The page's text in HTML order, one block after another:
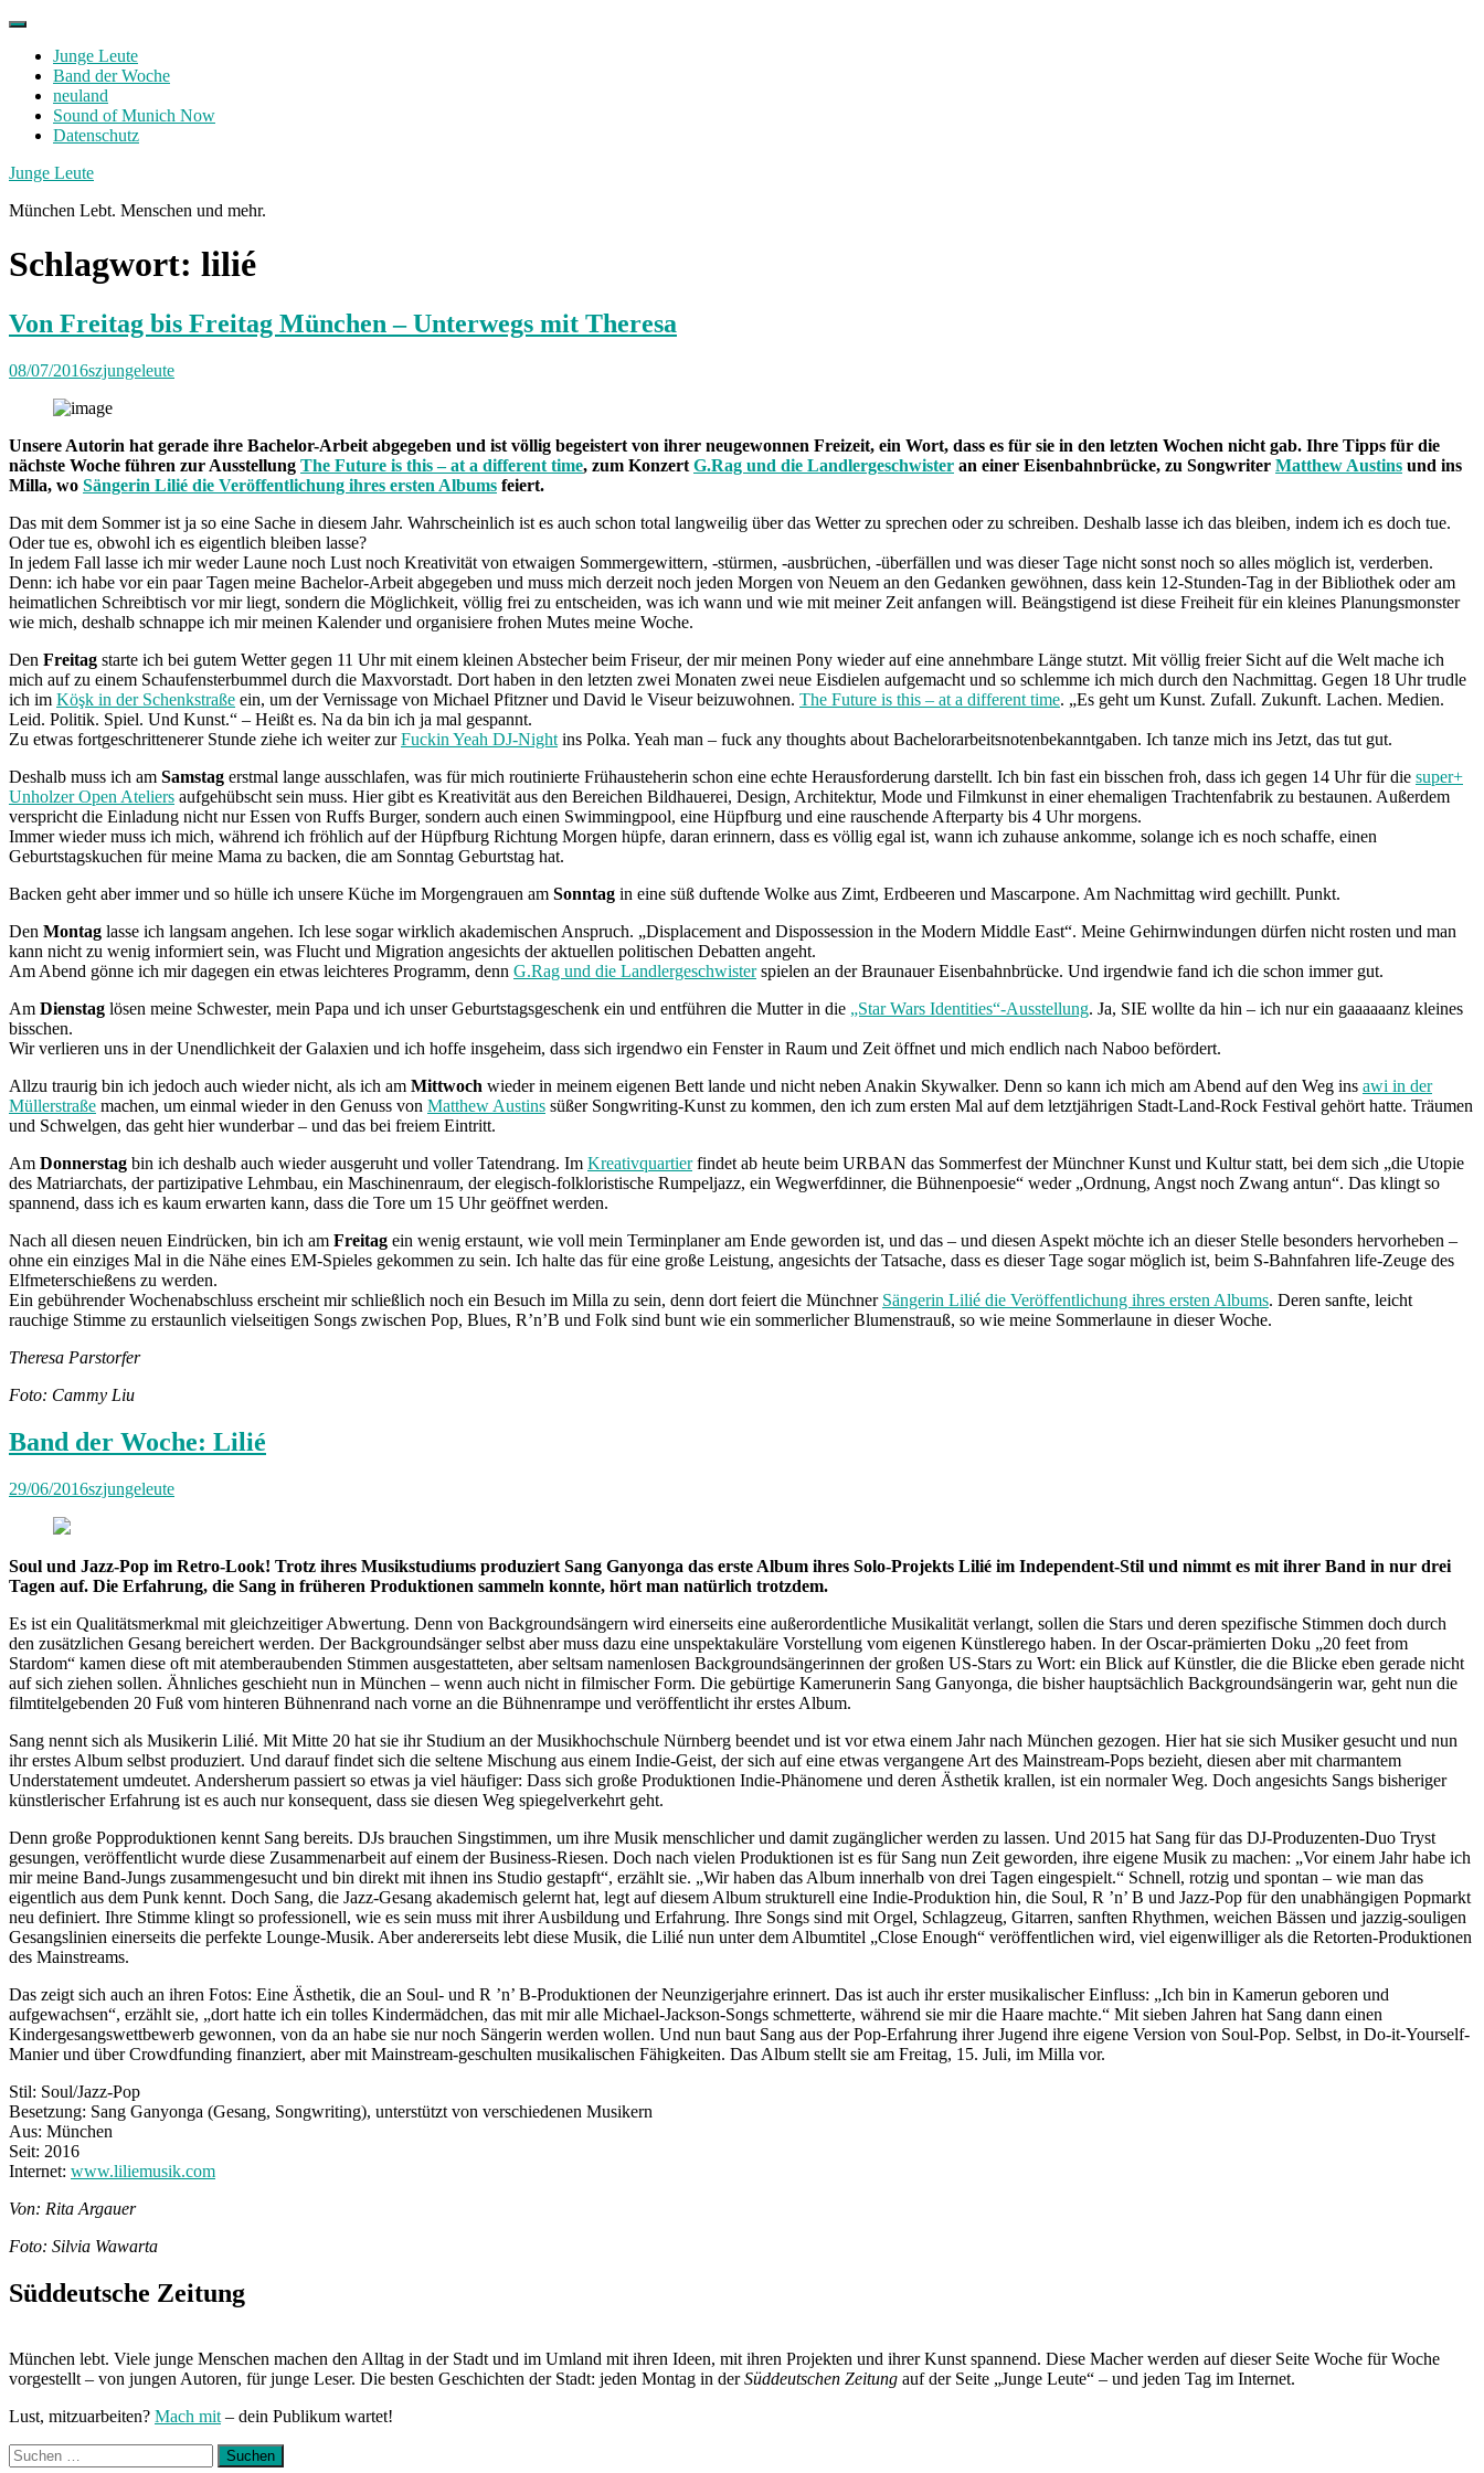
Skip
contentJunge Leute
Band der Woche
neuland
Sound of Munich Now
Datenschutz
Facebook
Twitter
Instagram
Junge Leute
München Lebt. Menschen und mehr.
Schlagwort: lilié
Von Freitag bis Freitag München – Unterwegs mit Theresa
08/07/2016szjungeleute
Unsere Autorin hat gerade ihre Bachelor-Arbeit abgegeben und ist völlig begeistert von ihrer neugewonnen Freizeit, ein Wort, dass es für sie in den letzten Wochen nicht gab. Ihre Tipps für die
nächste Woche führen zur Ausstellung The Future is this – at a different time, zum Konzert G.Rag und die Landlergeschwister an einer Eisenbahnbrücke, zu Songwriter Matthew Austins und ins
Milla, wo Sängerin Lilié die Veröffentlichung ihres ersten Albums feiert.
Das mit dem Sommer ist ja so eine Sache in diesem Jahr. Wahrscheinlich ist es auch schon total langweilig über das Wetter zu sprechen oder zu schreiben. Deshalb lasse ich das bleiben, indem ich es doch tue.
Oder tue es, obwohl ich es eigentlich bleiben lasse?
In jedem Fall lasse ich mir weder Laune noch Lust noch Kreativität von etwaigen Sommergewittern, -stürmen, -ausbrüchen, -überfällen und was dieser Tage nicht sonst noch so alles möglich ist, verderben.
Denn: ich habe vor ein paar Tagen meine Bachelor-Arbeit abgegeben und muss mich derzeit noch jeden Morgen von Neuem an den Gedanken gewöhnen, dass kein 12-Stunden-Tag in der Bibliothek oder am
heimatlichen Schreibtisch vor mir liegt, sondern die Möglichkeit, völlig frei zu entscheiden, was ich wann und wie mit meiner Zeit anfangen will. Beängstigend ist diese Freiheit für ein kleines Planungsmonster
wie mich, deshalb schnappe ich mir meinen Kalender und organisiere frohen Mutes meine Woche.
Den Freitag starte ich bei gutem Wetter gegen 11 Uhr mit einem kleinen Abstecher beim Friseur, der mir meinen Pony wieder auf eine annehmbare Länge stutzt. Mit völlig freier Sicht auf die Welt mache ich
mich auf zu einem Schaufensterbummel durch die Maxvorstadt. Dort haben in den letzten zwei Monaten zwei neue Eisdielen aufgemacht und so schlemme ich mich durch den Nachmittag. Gegen 18 Uhr trudle
ich im Köşk in der Schenkstraße ein, um der Vernissage von Michael Pfitzner und David le Viseur beizuwohnen. The Future is this – at a different time. „Es geht um Kunst. Zufall. Zukunft. Lachen. Medien.
Leid. Politik. Spiel. Und Kunst.“ – Heißt es. Na da bin ich ja mal gespannt.
Zu etwas fortgeschrittenerer Stunde ziehe ich weiter zurFuckin Yeah DJ-Night ins Polka. Yeah man – fuck any thoughts about Bachelorarbeitsnotenbekanntgaben. Ich tanze mich ins Jetzt, das tut gut.
Deshalb muss ich am Samstag erstmal lange ausschlafen, was für mich routinierte Frühausteherin schon eine echte Herausforderung darstellt. Ich bin fast ein bisschen froh, dass ich gegen 14 Uhr für die super+
Unholzer Open Ateliers aufgehübscht sein muss. Hier gibt es Kreativität aus den Bereichen Bildhauerei, Design, Architektur, Mode und Filmkunst in einer ehemaligen Trachtenfabrik zu bestaunen. Außerdem
verspricht die Einladung nicht nur Essen von Ruffs Burger, sondern auch einen Swimmingpool, eine Hüpfburg und eine rauschende Afterparty bis 4 Uhr morgens.
Immer wieder muss ich mich, während ich fröhlich auf der Hüpfburg Richtung Morgen hüpfe, daran erinnern, dass es völlig egal ist, wann ich zuhause ankomme, solange ich es noch schaffe, einen
Geburtstagskuchen für meine Mama zu backen, die am Sonntag Geburtstag hat.
Backen geht aber immer und so hülle ich unsere Küche im Morgengrauen am Sonntag in eine süß duftende Wolke aus Zimt, Erdbeeren und Mascarpone. Am Nachmittag wird gechillt. Punkt.
Den Montag lasse ich langsam angehen. Ich lese sogar wirklich akademischen Anspruch. „Displacement and Dispossession in the Modern Middle East“. Meine Gehirnwindungen dürfen nicht rosten und man
kann nicht zu wenig informiert sein, was Flucht und Migration angesichts der aktuellen politischen Debatten angeht.
Am Abend gönne ich mir dagegen ein etwas leichteres Programm, denn G.Rag und die Landlergeschwisterspielen an der Braunauer Eisenbahnbrücke. Und irgendwie fand ich die schon immer gut.
Am Dienstag lösen meine Schwester, mein Papa und ich unser Geburtstagsgeschenk ein und entführen die Mutter in die „Star Wars Identities“-Ausstellung. Ja, SIE wollte da hin – ich nur ein gaaaaaanz kleines
bisschen.
Wir verlieren uns in der Unendlichkeit der Galaxien und ich hoffe insgeheim, dass sich irgendwo ein Fenster in Raum und Zeit öffnet und mich endlich nach Naboo befördert.
Allzu traurig bin ich jedoch auch wieder nicht, als ich am Mittwoch wieder in meinem eigenen Bett lande und nicht neben Anakin Skywalker. Denn so kann ich mich am Abend auf den Weg ins awi in der
Müllerstraße machen, um einmal wieder in den Genuss von Matthew Austins süßer Songwriting-Kunst zu kommen, den ich zum ersten Mal auf dem letztjährigen Stadt-Land-Rock Festival gehört hatte. Träumen
und Schwelgen, das geht hier wunderbar – und das bei freiem Eintritt.
Am Donnerstag bin ich deshalb auch wieder ausgeruht und voller Tatendrang. Im Kreativquartierfindet ab heute beim URBAN das Sommerfest der Münchner Kunst und Kultur statt, bei dem sich „die Utopie
des Matriarchats, der partizipative Lehmbau, ein Maschinenraum, der elegisch-folkloristische Rumpeljazz, ein Wegwerfdinner, die Bühnenpoesie“ weder „Ordnung, Angst noch Zwang antun“. Das klingt so
spannend, dass ich es kaum erwarten kann, dass die Tore um 15 Uhr geöffnet werden.
Nach all diesen neuen Eindrücken, bin ich am Freitag ein wenig erstaunt, wie voll mein Terminplaner am Ende geworden ist, und das – und diesen Aspekt möchte ich an dieser Stelle besonders hervorheben –
ohne ein einziges Mal in die Nähe eines EM-Spieles gekommen zu sein. Ich halte das für eine große Leistung, angesichts der Tatsache, dass es dieser Tage sogar möglich ist, beim S-Bahnfahren life-Zeuge des
Elfmeterschießens zu werden.
Ein gebührender Wochenabschluss erscheint mir schließlich noch ein Besuch im Milla zu sein, denn dort feiert die Münchner Sängerin Lilié die Veröffentlichung ihres ersten Albums. Deren sanfte, leicht
rauchige Stimme zu erstaunlich vielseitigen Songs zwischen Pop, Blues, R’n’B und Folk sind bunt wie ein sommerlicher Blumenstrauß, so wie meine Sommerlaune in dieser Woche.
Theresa Parstorfer
Foto: Cammy Liu
Band der Woche: Lilié
29/06/2016szjungeleute
Soul und Jazz-Pop im Retro-Look! Trotz ihres Musikstudiums produziert Sang Ganyonga das erste Album ihres Solo-Projekts Lilié im Independent-Stil und nimmt es mit ihrer Band in nur drei
Tagen auf. Die Erfahrung, die Sang in früheren Produktionen sammeln konnte, hört man natürlich trotzdem.
Es ist ein Qualitätsmerkmal mit gleichzeitiger Abwertung. Denn von Backgroundsängern wird einerseits eine außerordentliche Musikalität verlangt, sollen die Stars und deren spezifische Stimmen doch durch
den zusätzlichen Gesang bereichert werden. Der Backgroundsänger selbst aber muss dazu eine unspektakuläre Vorstellung vom eigenen Künstlerego haben. In der Oscar-prämierten Doku „20 feet from
Stardom“ kamen diese oft mit atemberaubenden Stimmen ausgestatteten, aber seltsam namenlosen Backgroundsängerinnen der großen US-Stars zu Wort: ein Blick auf Künstler, die die Blicke eben gerade nicht
auf sich ziehen sollen. Ähnliches geschieht nun in München – wenn auch nicht in filmischer Form. Die gebürtige Kamerunerin Sang Ganyonga, die bisher hauptsächlich Backgroundsängerin war, geht nun die
filmtitelgebenden 20 Fuß vom hinteren Bühnenrand nach vorne an die Bühnenrampe und veröffentlicht ihr erstes Album.
Sang nennt sich als Musikerin Lilié. Mit Mitte 20 hat sie ihr Studium an der Musikhochschule Nürnberg beendet und ist vor etwa einem Jahr nach München gezogen. Hier hat sie sich Musiker gesucht und nun
ihr erstes Album selbst produziert. Und darauf findet sich die seltene Mischung aus einem Indie-Geist, der sich auf eine etwas vergangene Art des Mainstream-Pops bezieht, diesen aber mit charmantem
Understatement umdeutet. Andersherum passiert so etwas ja viel häufiger: Dass sich große Produktionen Indie-Phänomene und deren Ästhetik krallen, ist ein normaler Weg. Doch angesichts Sangs bisheriger
künstlerischer Erfahrung ist es auch nur konsequent, dass sie diesen Weg spiegelverkehrt geht.
Denn große Popproduktionen kennt Sang bereits. DJs brauchen Singstimmen, um ihre Musik menschlicher und damit zugänglicher werden zu lassen. Und 2015 hat Sang für das DJ-Produzenten-Duo Tryst
gesungen, veröffentlicht wurde diese Zusammenarbeit auf einem der Business-Riesen. Doch nach vielen Produktionen ist es für Sang nun Zeit geworden, ihre eigene Musik zu machen: „Vor einem Jahr habe ich
mir meine Band-Jungs zusammengesucht und bin direkt mit ihnen ins Studio gestapft“, erzählt sie. „Wir haben das Album innerhalb von drei Tagen eingespielt.“ Schnell, rotzig und spontan – wie man das
eigentlich aus dem Punk kennt. Doch Sang, die Jazz-Gesang akademisch gelernt hat, legt auf diesem Album strukturell eine Indie-Produktion hin, die Soul, R ’n’ B und Jazz-Pop für den unabhängigen Popmarkt
neu definiert. Ihre Stimme klingt so professionell, wie es sein muss mit ihrer Ausbildung und Erfahrung. Ihre Songs sind mit Orgel, Schlagzeug, Gitarren, sanften Rhythmen, weichen Bässen und jazzig-souligen
Gesangslinien einerseits die perfekte Lounge-Musik. Aber andererseits lebt diese Musik, die Lilié nun unter dem Albumtitel „Close Enough“ veröffentlichen wird, viel eigenwilliger als die Retorten-Produktionen
des Mainstreams.
Das zeigt sich auch an ihren Fotos: Eine Ästhetik, die an Soul- und R ’n’ B-Produktionen der Neunzigerjahre erinnert. Das ist auch ihr erster musikalischer Einfluss: „Ich bin in Kamerun geboren und
aufgewachsen“, erzählt sie, „dort hatte ich ein tolles Kindermädchen, das mit mir alle Michael-Jackson-Songs schmetterte, während sie mir die Haare machte.“ Mit sieben Jahren hat Sang dann einen
Kindergesangswettbewerb gewonnen, von da an habe sie nur noch Sängerin werden wollen. Und nun baut Sang aus der Pop-Erfahrung ihrer Jugend ihre eigene Version von Soul-Pop. Selbst, in Do-it-Yourself-
Manier und über Crowdfunding finanziert, aber mit Mainstream-geschulten musikalischen Fähigkeiten. Das Album stellt sie am Freitag, 15. Juli, im Milla vor.
Stil: Soul/Jazz-Pop
Besetzung: Sang Ganyonga (Gesang, Songwriting), unterstützt von verschiedenen Musikern
Aus: München
Seit: 2016
Internet: www.liliemusik.com
Von: Rita Argauer
Foto: Silvia Wawarta
Süddeutsche Zeitung
München lebt. Viele junge Menschen machen den Alltag in der Stadt und im Umland mit ihren Ideen, mit ihren Projekten und ihrer Kunst spannend. Diese Macher werden auf dieser Seite Woche für Woche
vorgestellt – von jungen Autoren, für junge Leser. Die besten Geschichten der Stadt: jeden Montag in derSüddeutschen Zeitung auf der Seite „Junge Leute“ – und jeden Tag im Internet.
Lust, mitzuarbeiten? Mach mit– dein Publikum wartet!
Suchen